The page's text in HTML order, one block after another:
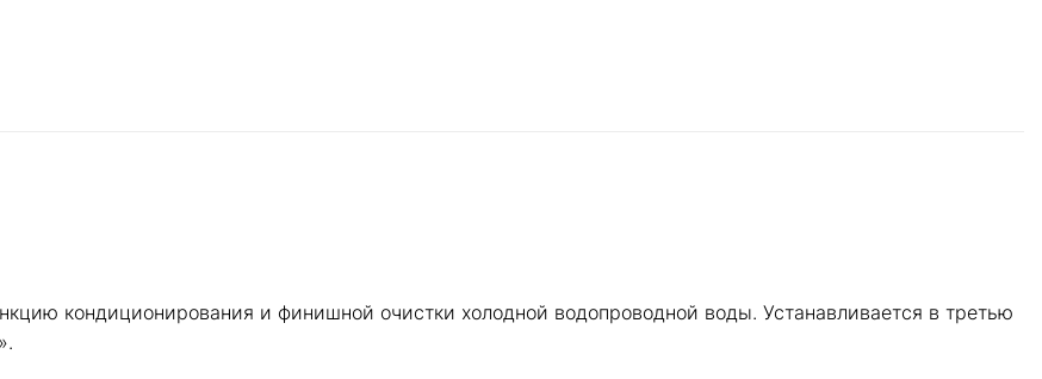
кондиционирования и финишной очистки холодной водопроводной воды. Устанавливается в третью